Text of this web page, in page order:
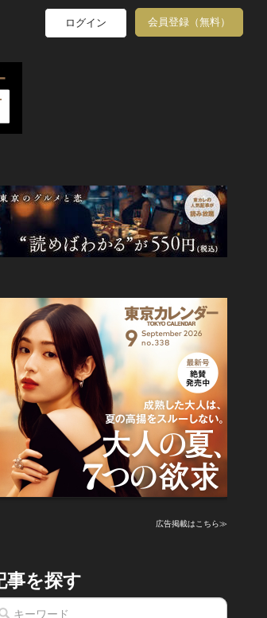
ログイン 会員登録（無料）
広告掲載はこちら≫
事を探す